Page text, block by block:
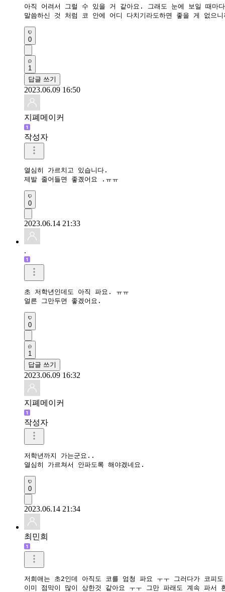
아직 어려서 그럴 수 있을 거 같아요. 그래도 눈에 보일 때마
말씀하신 것 처럼 코 안에 어디 다치기라도하면 좋을 게 없으니
0
1
답글 쓰기
2023.06.09 16:50
지폐메이커
작성자
열심히 가르치고 있습니다.
제발 줄어들면 좋곘어요 .ㅠㅠ
0
2023.06.14 21:33
.
초 저학년인데도 아직 파요. ㅠㅠ
얼른 그만두면 좋겠어요.
0
1
답글 쓰기
2023.06.09 16:32
지폐메이커
작성자
저학년까지 가는군요..
열심히 가르쳐서 안파도록 해야겠네요.
0
2023.06.14 21:34
최민희
저희애는 초2인데 아직도 코를 엄청 파요 ㅜㅜ 그러다가 코피
이미 점막이 많이 상한것 같아요 ㅜㅜ 그만 파래도 계속 파서